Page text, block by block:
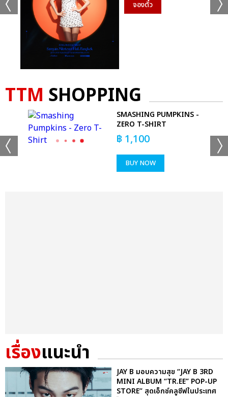
จองตั๋ว
TTM SHOPPING
SMASHING PUMPKINS -
ZERO T-SHIRT
฿ 1,100
BUY NOW
เรื่องแนะนำ
JAY B มอบความสุข “JAY B 3RD
MINI ALBUM “TR.EE” POP-UP
STORE” สุดเอ็กซ์คลูซีฟในประเทศ